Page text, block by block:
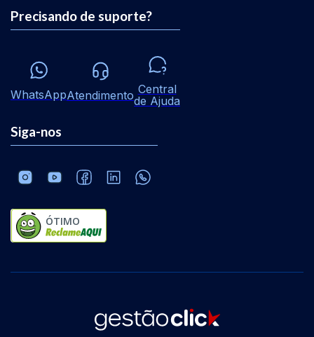
Precisando de suporte?
WhatsAppAtendimento Central
de Ajuda
Siga-nos
ÓTIMO